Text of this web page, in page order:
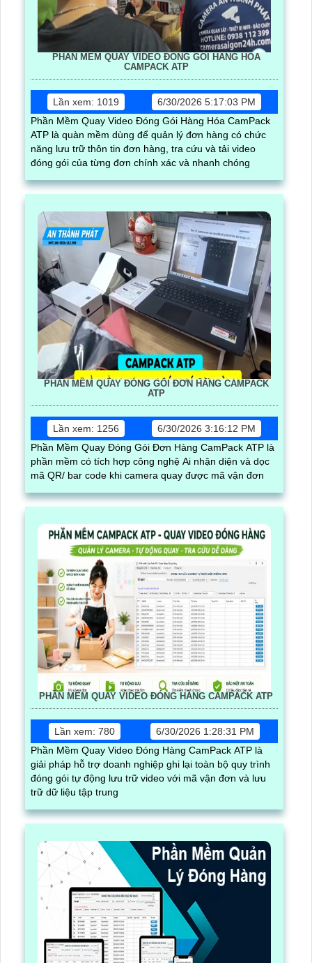
PHẦN MỀM QUAY VIDEO ĐÓNG GÓI HÀNG HÓA
CAMPACK ATP
Lần xem: 1019
6/30/2026 5:17:03 PM
Phần Mềm Quay Video Đóng Gói Hàng Hóa CamPack
ATP là quàn mềm dùng để quản lý đơn hàng có chức
năng lưu trữ thôn tin đơn hàng, tra cứu và tải video
đóng gói của từng đơn chính xác và nhanh chóng
PHẦN MỀM QUAY ĐÓNG GÓI ĐƠN HÀNG CAMPACK
ATP
Lần xem: 1256
6/30/2026 3:16:12 PM
Phần Mềm Quay Đóng Gói Đơn Hàng CamPack ATP là
phần mềm có tích hợp công nghệ Ai nhận diện và dọc
mã QR/ bar code khi camera quay được mã vận đơn
PHẦN MỀM QUAY VIDEO ĐÓNG HÀNG CAMPACK ATP
Lần xem: 780
6/30/2026 1:28:31 PM
Phần Mềm Quay Video Đóng Hàng CamPack ATP là
giải pháp hỗ trợ doanh nghiệp ghi lại toàn bộ quy trình
đóng gói tự động lưu trữ video với mã vận đơn và lưu
trữ dữ liệu tập trung